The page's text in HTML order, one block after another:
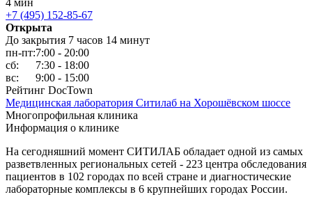
4 мин
+7 (495) 152-85-67
Открыта
До закрытия 7 часов 14 минут
пн-пт:7:00 - 20:00
сб:
7:30 - 18:00
вс:
9:00 - 15:00
Рейтинг DocTown
Медицинская лаборатория Ситилаб на Хорошёвском шоссе
Многопрофильная клиника
Информация о клинике
На сегодняшний момент СИТИЛАБ обладает одной из самых
разветвленных региональных сетей - 223 центра обследования
пациентов в 102 городах по всей стране и диагностические
лабораторные комплексы в 6 крупнейших городах России.